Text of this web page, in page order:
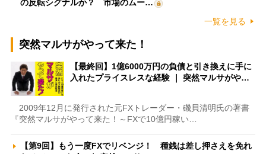
の反転シグナルか？ 市場のムー…
一覧を見る
突然マルサがやって来た！
【最終回】1億6000万円の負債と引き換えに手に
入れたプライスレスな経験 ｜ 突然マルサがや…
2009年12月に発行された元FXトレーダー・磯貝清明氏の著書
『突然マルサがやって来た！～FXで10億円稼い…
【第9回】もう一度FXでリベンジ！ 種銭は差し押さえを免れ